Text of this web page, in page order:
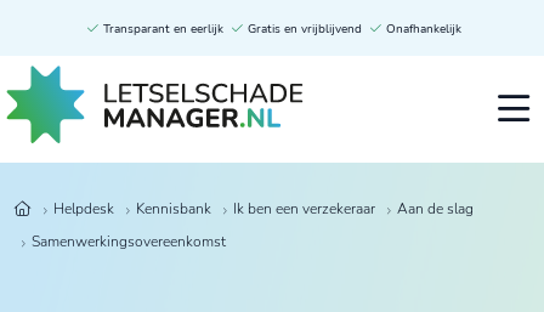
Transparant en eerlijk Gratis en vrijblijvend Onafhankelijk
Helpdesk Kennisbank Ik ben een verzekeraar
Aan de slag
Samenwerkingsovereenkomst